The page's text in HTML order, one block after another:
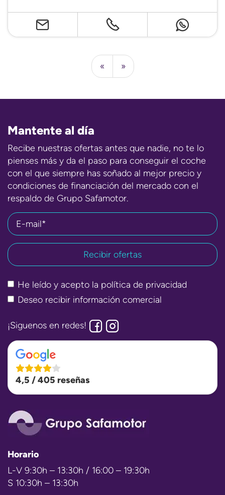
« »
Mantente al día
Recibe nuestras ofertas antes que nadie, no te lo
pienses más y da el paso para conseguir el coche
con el que siempre has soñado al mejor precio y
condiciones de financiación del mercado con el
respaldo de Grupo Safamotor.
E-mail*
He leído y acepto la política de privacidad
Deseo recibir información comercial
¡Siguenos en redes!
4,5 / 405 reseñas
Horario
L-V 9:30h – 13:30h / 16:00 – 19:30h
S 10:30h – 13:30h